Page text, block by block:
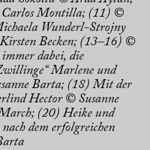
Montilla; (11) ©
Wunderl-Strojny
Becken; (13–16) ©
dabei, die
Marlene und
Barta; (18) Mit der
Hector © Susanne
(20) Heike und
dem erfolgreichen